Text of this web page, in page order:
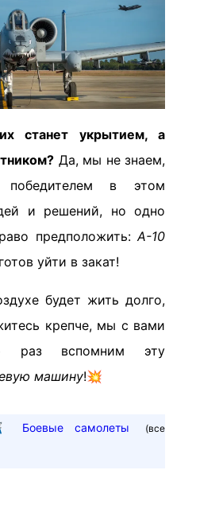
станет укрытием, а
Да, мы не знаем,
в этом
и решений, но одно
предположить: А-10
уйти в закат!
будет жить долго,
крепче, мы с вами
раз вспомним эту
машину!💥
Боевые самолеты (все